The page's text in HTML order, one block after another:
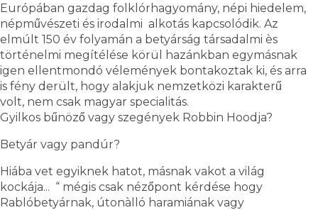
Európában gazdag folklórhagyomány, népi hiedelem,
népművészeti és irodalmi alkotás kapcsolódik. Az
elmúlt 150 év folyamán a betyárság társadalmi ès
történelmi megítélése körül hazánkban egymásnak
igen ellentmondó vélemények bontakoztak ki, és arra
is fény derült, hogy alakjuk nemzetközi karakterű
volt, nem csak magyar specialitás.
Gyilkos bűnöző vagy szegények Robbin Hoodja?
Betyár vagy pandúr?
Hiába vet egyiknek hatot, másnak vakot a világ
kockája... “ mégis csak nézőpont kérdése hogy
Rablóbetyárnak, útonàlló haramiának vagy